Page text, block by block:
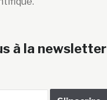
à la newsletter